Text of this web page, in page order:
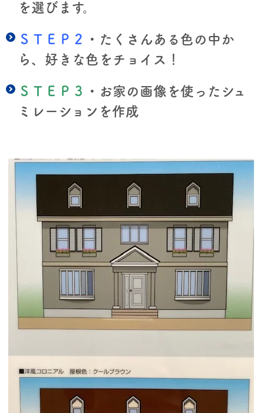
を選びます。
ＳＴＥＰ２
・たくさんある色の中か
ら、好きな色をチョイス！
ＳＴＥＰ３
・お家の画像を使ったシュ
ミレーションを作成